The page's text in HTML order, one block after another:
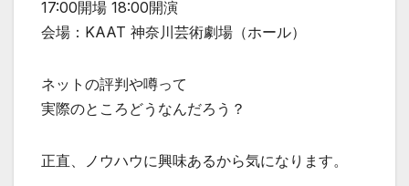
17:00開場 18:00開演
会場：KAAT 神奈川芸術劇場（ホール）
ネットの評判や噂って
実際のところどうなんだろう？
正直、ノウハウに興味あるから気になります。